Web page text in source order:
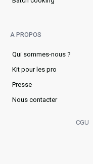
A PROPOS
Qui sommes-nous ?
Kit pour les pro
Presse
Nous contacter
CGU